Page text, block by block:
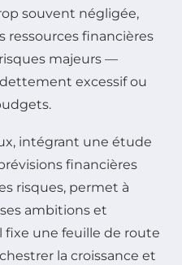
souvent négligée,
ressources financières
majeurs —
excessif ou
intégrant une étude
financières
risques, permet à
ambitions et
fixe une feuille de route
la croissance et